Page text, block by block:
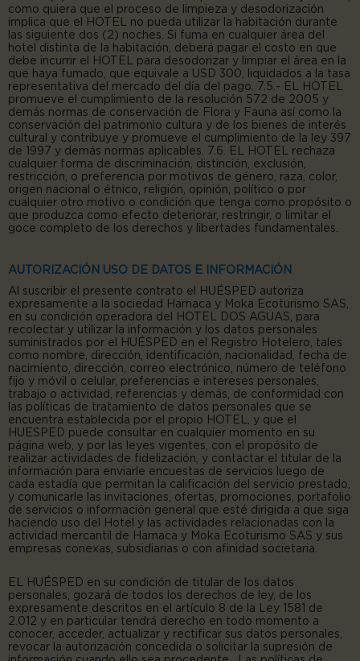
como quiera que el proceso de limpieza y desodorización
implica que el HOTEL no pueda utilizar la habitación durante
las siguiente dos (2) noches. Si fuma en cualquier área del
hotel distinta de la habitación, deberá pagar el costo en que
debe incurrir el HOTEL para desodorizar y limpiar el área en la
que haya fumado, que equivale a USD 300, liquidados a la tasa
representativa del mercado del día del pago. 7.5.- EL HOTEL
promueve el cumplimiento de la resolución 572 de 2005 y
demás normas de conservación de Flora y Fauna así como la
conservación del patrimonio cultura y de los bienes de interés
cultural y contribuye y promueve el cumplimiento de la ley 397
de 1997 y demás normas aplicables. 7.6. EL HOTEL rechaza
cualquier forma de discriminación, distinción, exclusión,
restricción, o preferencia por motivos de género, raza, color,
origen nacional o étnico, religión, opinión, político o por
cualquier otro motivo o condición que tenga como propósito o
que produzca como efecto deteriorar, restringir, o limitar el
goce completo de los derechos y libertades fundamentales.
AUTORIZACIÓN USO DE DATOS E INFORMACIÓN
Al suscribir el presente contrato el HUÉSPED autoriza
expresamente a la sociedad Hamaca y Moka Ecoturismo SAS,
en su condición operadora del HOTEL DOS AGUAS, para
recolectar y utilizar la información y los datos personales
suministrados por el HUÉSPED en el Registro Hotelero, tales
como nombre, dirección, identificación, nacionalidad, fecha de
nacimiento, dirección, correo electrónico, número de teléfono
fijo y móvil o celular, preferencias e intereses personales,
trabajo o actividad, referencias y demás, de conformidad con
las políticas de tratamiento de datos personales que se
encuentra establecida por el propio HOTEL, y que el
HUESPED puede consultar en cualquier momento en su
página web, y por las leyes vigentes, con el propósito de
realizar actividades de fidelización, y contactar el titular de la
información para enviarle encuestas de servicios luego de
cada estadía que permitan la calificación del servicio prestado,
y comunicarle las invitaciones, ofertas, promociones, portafolio
de servicios o información general que esté dirigida a que siga
haciendo uso del Hotel y las actividades relacionadas con la
actividad mercantil de Hamaca y Moka Ecoturismo SAS y sus
empresas conexas, subsidiarias o con afinidad societaria.
EL HUÉSPED en su condición de titular de los datos
personales, gozará de todos los derechos de ley, de los
expresamente descritos en el artículo 8 de la Ley 1581 de
2.012 y en particular tendrá derecho en todo momento a
conocer, acceder, actualizar y rectificar sus datos personales,
revocar la autorización concedida o solicitar la supresión de